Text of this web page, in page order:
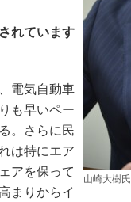
山崎大樹氏
れています
電気自動車
も早いペー
。さらに民
は特にエア
アを保って
まりからイ